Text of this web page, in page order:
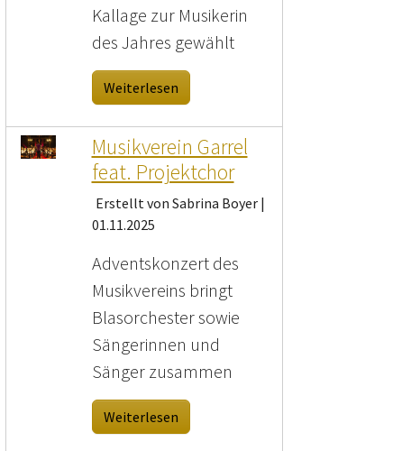
Kallage zur Musikerin
des Jahres gewählt
Weiterlesen
Musikverein Garrel
feat. Projektchor
Erstellt von Sabrina Boyer |
01.11.2025
Adventskonzert des
Musikvereins bringt
Blasorchester sowie
Sängerinnen und
Sänger zusammen
Weiterlesen